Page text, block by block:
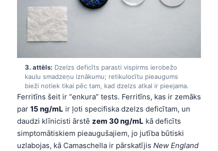
3. attēls: Dzelzs deficīts parasti vispirms ierobežo
kaulu smadzeņu iznākumu; retikulocītu pieaugums
bieži notiek tikai pēc tam, kad dzelzs atkal ir pieejama.
Ferritīns šeit ir “enkura” tests. Ferritīns, kas ir zemāks
par 15 ng/mL ir ļoti specifiska dzelzs deficītam, un
daudzi klīnicisti ārstē zem 30 ng/mL kā deficīts
simptomātiskiem pieaugušajiem, jo jutība būtiski
uzlabojas, kā Camaschella ir pārskatījis New England